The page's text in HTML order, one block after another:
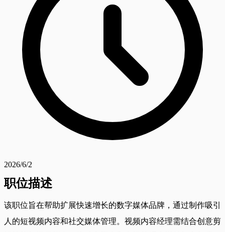
2026/6/2
职位描述
该职位旨在帮助扩展快速增长的数字媒体品牌，通过制作吸引
人的短视频内容和社交媒体管理。视频内容经理需结合创意剪